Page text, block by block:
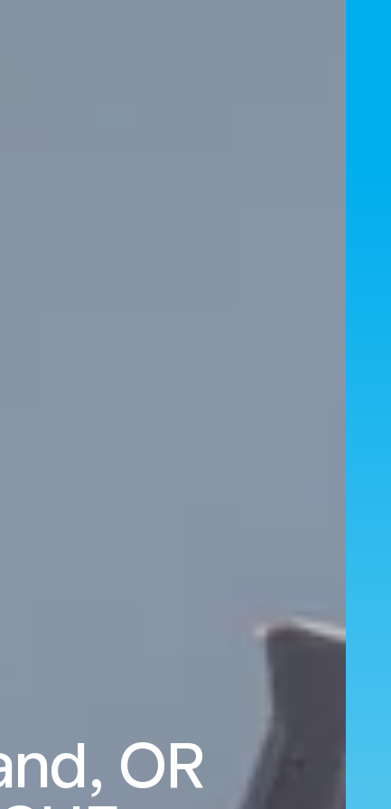
OR